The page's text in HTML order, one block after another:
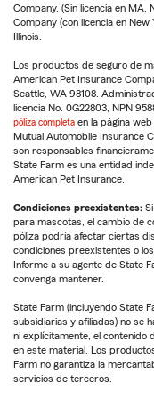
Company. (Sin licencia en
Company (con licencia en
Illinois.
Los productos de seguro de
American Pet Insurance
Seattle, WA 98108.
licencia No. 0G22803, NPN
póliza completa en la página
Mutual Automobile Insurance
son responsables
State Farm es una entidad
American Pet Insurance.
Condiciones preexistentes:
para mascotas, el cambio de
póliza podría afectar ciertas
condiciones preexistentes o
Informe a su agente de State
convenga mantener.
State Farm (incluyendo State
subsidiarias y afiliadas) no se
ni explícitamente, el contenido
en este material. Los
Farm no garantiza la
servicios de terceros.